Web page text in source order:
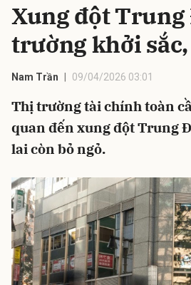
Xung đột
trường khởi
Nam Trần 09/04/2026 03:01
Thị trường tài chính toàn
quan đến xung đột Trung
lai còn bỏ ngỏ.